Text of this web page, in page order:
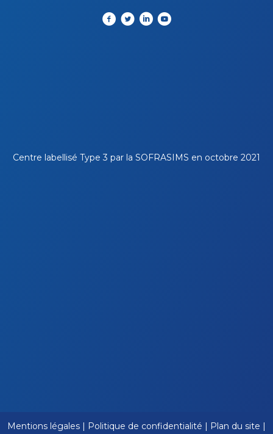
Centre labellisé Type 3 par la SOFRASIMS en octobre 2021
Mentions légales | Politique de confidentialité | Plan du site |